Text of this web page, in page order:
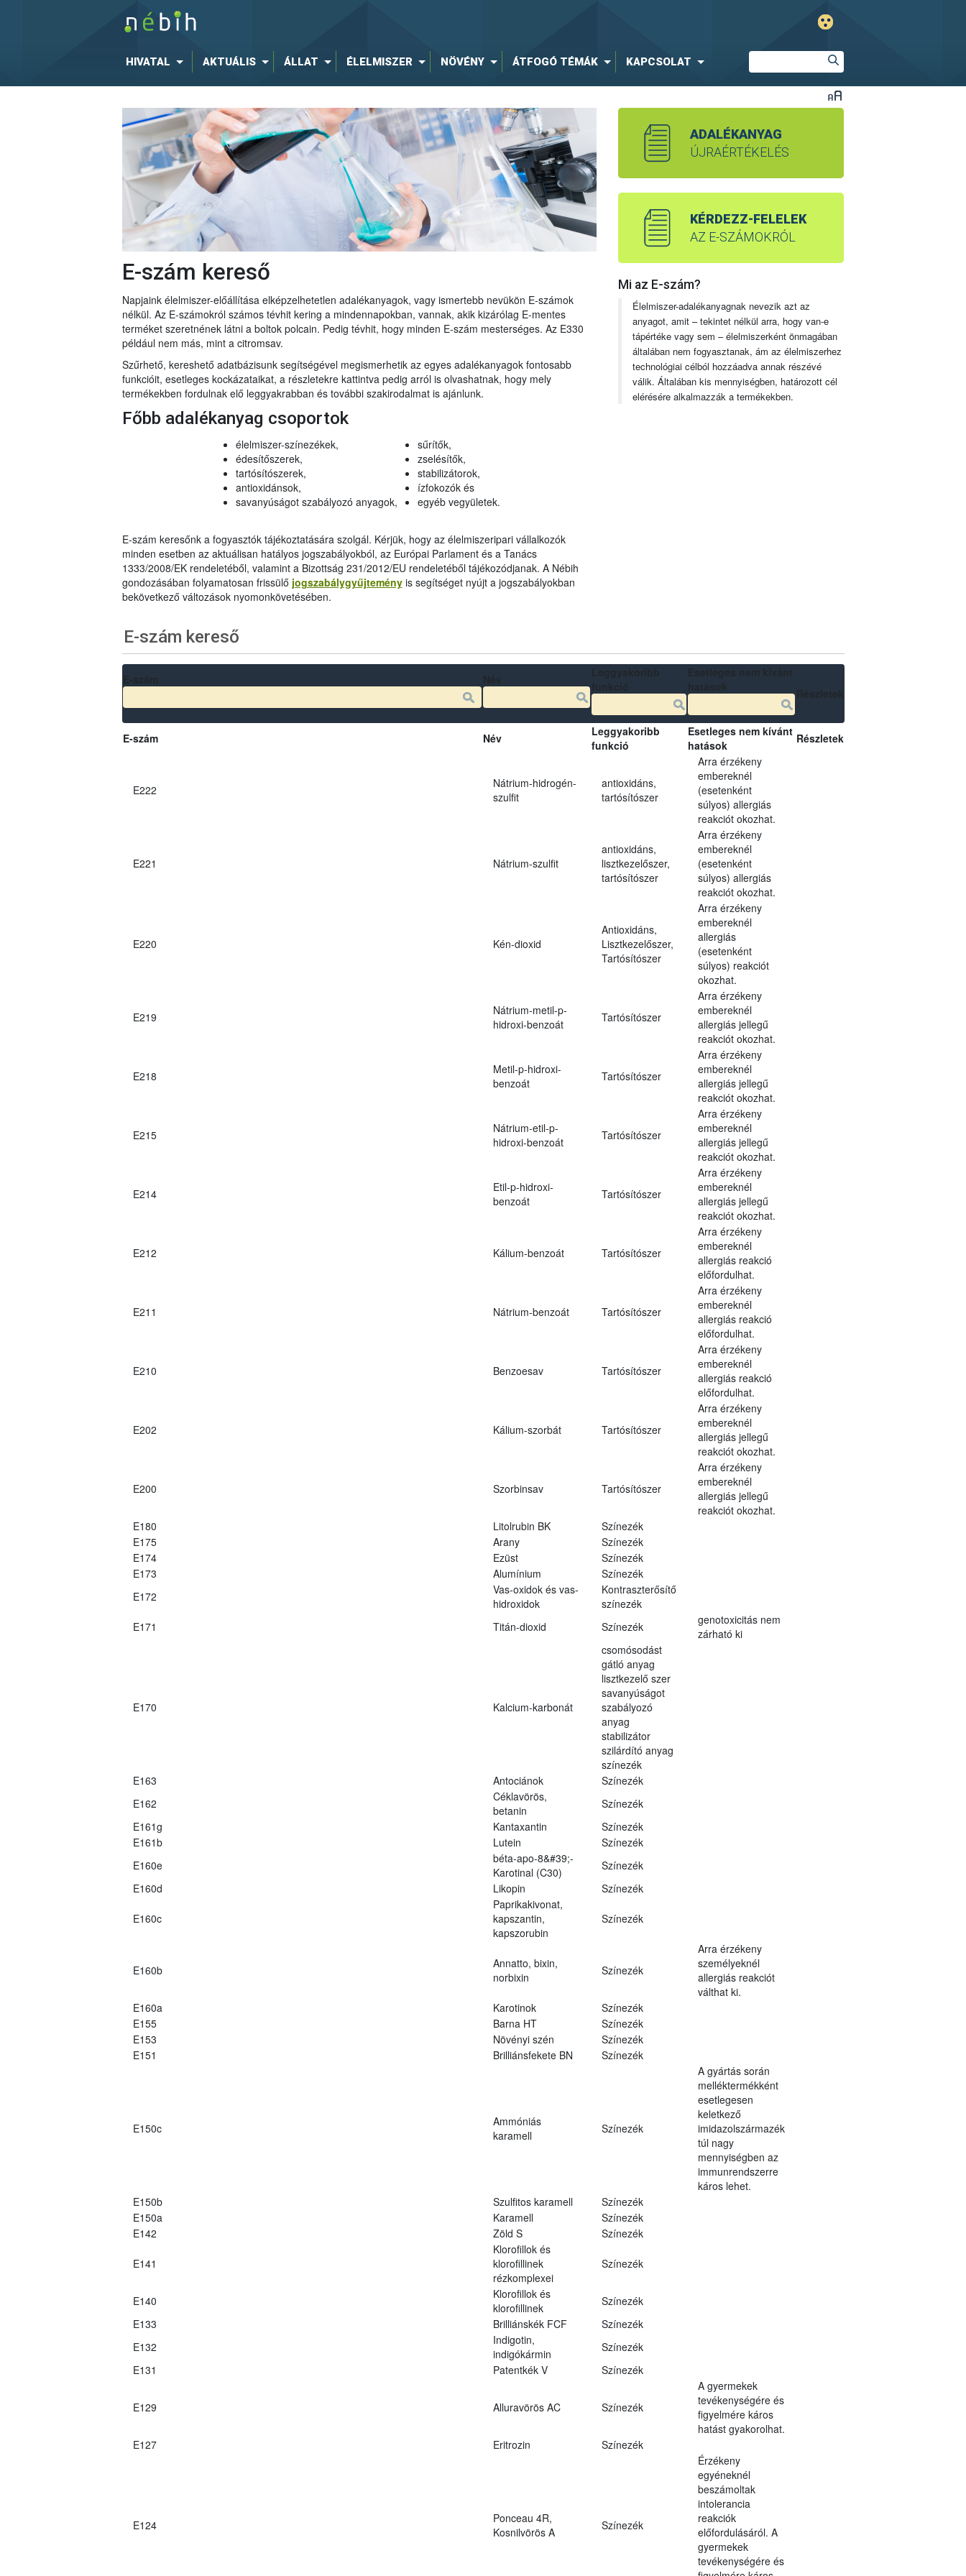
HIVATAL AKTUÁLIS ÁLLAT ÉLELMISZER NÖVÉNY ÁTFOGÓ TÉMÁK KAPCSOLAT
E-szám kereső
Napjaink élelmiszer-előállítása elképzelhetetlen adalékanyagok, vagy ismertebb nevükön E-számok
nélkül. Az E-számokról számos tévhit kering a mindennapokban, vannak, akik kizárólag E-mentes
terméket szeretnének látni a boltok polcain. Pedig tévhit, hogy minden E-szám mesterséges. Az E330
például nem más, mint a citromsav.
Szűrhető, kereshető adatbázisunk segítségével megismerhetik az egyes adalékanyagok fontosabb
funkcióit, esetleges kockázataikat, a részletekre kattintva pedig arról is olvashatnak, hogy mely
termékekben fordulnak elő leggyakrabban és további szakirodalmat is ajánlunk.
Főbb adalékanyag csoportok
élelmiszer-színezékek,
édesítőszerek,
tartósítószerek,
antioxidánsok,
savanyúságot szabályozó anyagok,
sűrítők,
zselésítők,
stabilizátorok,
ízfokozók és
egyéb vegyületek.
E-szám keresőnk a fogyasztók tájékoztatására szolgál. Kérjük, hogy az élelmiszeripari vállalkozók
minden esetben az aktuálisan hatályos jogszabályokból, az Európai Parlament és a Tanács
1333/2008/EK rendeletéből, valamint a Bizottság 231/2012/EU rendeletéből tájékozódjanak. A Nébih
gondozásában folyamatosan frissülő jogszabálygyűjteményis segítséget nyújt a jogszabályokban
bekövetkező változások nyomonkövetésében.
ADALÉKANYAG
ÚJRAÉRTÉKELÉS
KÉRDEZZ-FELELEK
AZ E-SZÁMOKRÓL
Mi az E-szám?
Élelmiszer-adalékanyagnak nevezik azt az
anyagot, amit – tekintet nélkül arra, hogy van-e
tápértéke vagy sem – élelmiszerként önmagában
általában nem fogyasztanak, ám az élelmiszerhez
technológiai célból hozzáadva annak részévé
válik. Általában kis mennyiségben, határozott cél
elérésére alkalmazzák a termékekben.
E-szám kereső
E-szám Név
Leggyakoribb
funkció
Esetleges nem kívánt
hatások
Részletek
E222
Nátrium-hidrogén-
szulfit
antioxidáns,
tartósítószer
Arra érzékeny
embereknél
(esetenként
súlyos) allergiás
reakciót okozhat.
E221 Nátrium-szulfit
antioxidáns,
lisztkezelőszer,
tartósítószer
Arra érzékeny
embereknél
(esetenként
súlyos) allergiás
reakciót okozhat.
E220 Kén-dioxid
Antioxidáns,
Lisztkezelőszer,
Tartósítószer
Arra érzékeny
embereknél
allergiás
(esetenként
súlyos) reakciót
okozhat.
E219
Nátrium-metil-p-
hidroxi-benzoát
Tartósítószer
Arra érzékeny
embereknél
allergiás jellegű
reakciót okozhat.
E218
Metil-p-hidroxi-
benzoát
Tartósítószer
Arra érzékeny
embereknél
allergiás jellegű
reakciót okozhat.
E215
Nátrium-etil-p-
hidroxi-benzoát
Tartósítószer
Arra érzékeny
embereknél
allergiás jellegű
reakciót okozhat.
E214
Etil-p-hidroxi-
benzoát
Tartósítószer
Arra érzékeny
embereknél
allergiás jellegű
reakciót okozhat.
E212 Kálium-benzoát Tartósítószer
Arra érzékeny
embereknél
allergiás reakció
előfordulhat.
E211 Nátrium-benzoát Tartósítószer
Arra érzékeny
embereknél
allergiás reakció
előfordulhat.
E210 Benzoesav Tartósítószer
Arra érzékeny
embereknél
allergiás reakció
előfordulhat.
E202 Kálium-szorbát Tartósítószer
Arra érzékeny
embereknél
allergiás jellegű
reakciót okozhat.
E200 Szorbinsav Tartósítószer
Arra érzékeny
embereknél
allergiás jellegű
reakciót okozhat.
E180
Litolrubin BK
Színezék
E175
Arany
Színezék
E174
Ezüst
Színezék
E173
Alumínium
Színezék
E172
Vas-oxidok és vas-
hidroxidok
Kontraszterősítő
színezék
E171
Titán-dioxid Színezék
genotoxicitás nem
zárható ki
E170 Kalcium-karbonát
csomósodást
gátló anyag
lisztkezelő szer
savanyúságot
szabályozó
anyag
stabilizátor
szilárdító anyag
színezék
E163
Antociánok
Színezék
E162
Céklavörös,
betanin
Színezék
E161g
Kantaxantin
Színezék
E161b
Lutein
Színezék
E160e
béta-apo-8&#39;-
Karotinal (C30)
Színezék
E160d
Likopin Színezék
E160c
Paprikakivonat,
kapszantin,
kapszorubin
Színezék
E160b
Annatto, bixin,
norbixin
Színezék
Arra érzékeny
személyeknél
allergiás reakciót
válthat ki.
E160a
Karotinok
Színezék
E155
Barna HT
Színezék
E153
Növényi szén
Színezék
E151
Brilliánsfekete BN Színezék
E150c
Ammóniás
karamell
Színezék
A gyártás során
melléktermékként
esetlegesen
keletkező
imidazolszármazék
túl nagy
mennyiségben az
immunrendszerre
káros lehet.
E150b
Szulfitos karamell
Színezék
E150a
Karamell
Színezék
E142
Zöld S Színezék
E141
Klorofillok és
klorofillinek
rézkomplexei
Színezék
E140
Klorofillok és
klorofillinek
Színezék
E133
Brilliánskék FCF
Színezék
E132
Indigotin,
indigókármin
Színezék
E131
Patentkék V Színezék
E129 Alluravörös AC Színezék
A gyermekek
tevékenységére és
figyelmére káros
hatást gyakorolhat.
E127
Eritrozin Színezék
E124
Ponceau 4R,
Kosnilvörös A
Színezék
Érzékeny
egyéneknél
beszámoltak
intolerancia
reakciók
előfordulásáról. A
gyermekek
tevékenységére és